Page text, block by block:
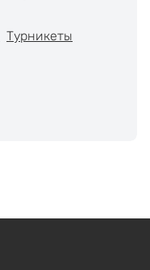
Турникеты